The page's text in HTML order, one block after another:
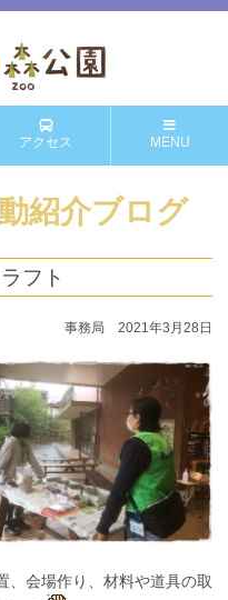
アクセス MENU
紹介ブログ
ラフト
事務局 2021年3月28日
、会場作り、材料や道具の取